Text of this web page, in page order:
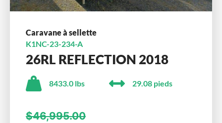
Caravane à sellette
K1NC-23-234-A
26RL REFLECTION 2018
8433.0 lbs 29.08 pieds
$46,995.00